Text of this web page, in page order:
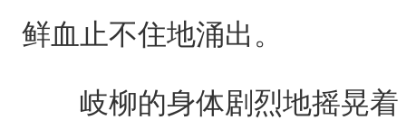
鲜血止不住地涌出。
岐柳的身体剧烈地摇晃着